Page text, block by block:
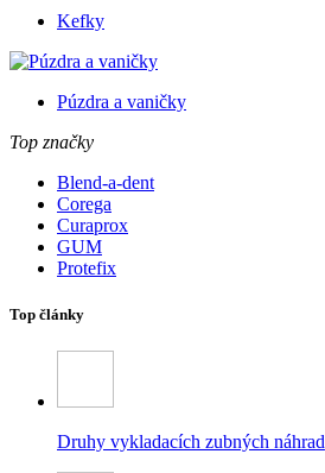
Kefky
Púzdra a vaničky
Top značky
Blend-a-dent
Corega
Curaprox
GUM
Protefix
Top články
Druhy vykladacích zubných náhrad